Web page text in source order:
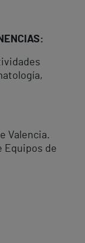
Valencia.
Equipos de